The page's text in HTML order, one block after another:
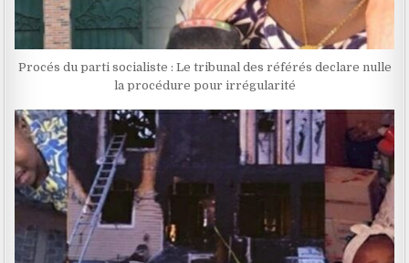
Procés du parti socialiste : Le tribunal des référés declare nulle
la procédure pour irrégularité